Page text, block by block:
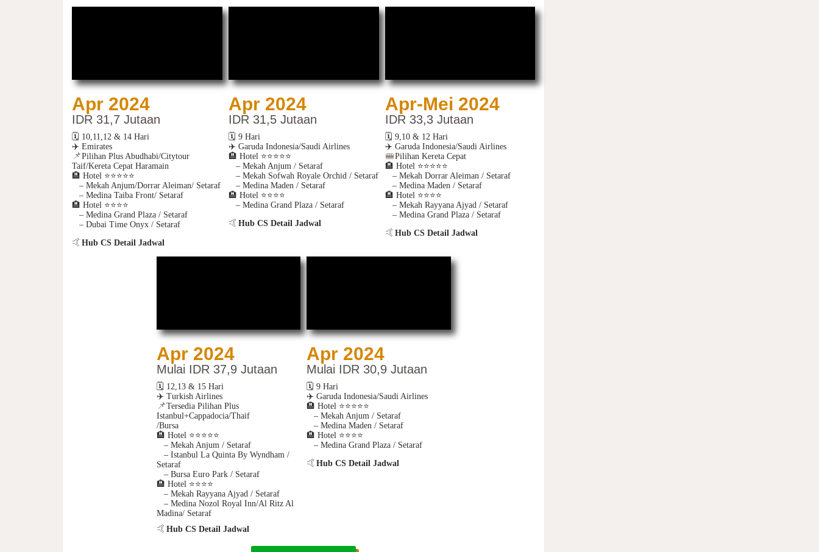
Apr 2024
IDR 31,7 Jutaan
🗓️ 10,11,12 & 14 Hari
✈️ Emirates
📌Pilihan Plus Abudhabi/Citytour
Taif/Kereta Cepat Haramain
🏨 Hotel ⭐️⭐️⭐️⭐️⭐
– Mekah Anjum/Dorrar Aleiman/ Setaraf
– Medina Taiba Front/ Setaraf
🏨 Hotel ⭐️⭐️⭐️⭐️
– Medina Grand Plaza / Setaraf
– Dubai Time Onyx / Setaraf
🤙 Hub CS Detail Jadwal
Apr 2024
IDR 31,5 Jutaan
🗓️ 9 Hari
✈️ Garuda Indonesia/Saudi Airlines
🏨 Hotel ⭐️⭐️⭐️⭐️⭐
– Mekah Anjum / Setaraf
– Mekah Sofwah Royale Orchid / Setaraf
– Medina Maden / Setaraf
🏨 Hotel ⭐️⭐️⭐️⭐️
– Medina Grand Plaza / Setaraf
🤙 Hub CS Detail Jadwal
Apr-Mei 2024
IDR 33,3 Jutaan
🗓️ 9,10 & 12 Hari
✈️ Garuda Indonesia/Saudi Airlines
🚝Pilihan Kereta Cepat
🏨 Hotel ⭐️⭐️⭐️⭐️⭐
– Mekah Dorrar Aleiman / Setaraf
– Medina Maden / Setaraf
🏨 Hotel ⭐️⭐️⭐️⭐️
– Mekah Rayyana Ajyad / Setaraf
– Medina Grand Plaza / Setaraf
🤙 Hub CS Detail Jadwal
Apr 2024
Mulai IDR 37,9 Jutaan
🗓️ 12,13 & 15 Hari
✈️ Turkish Airlines
📌Tersedia Pilihan Plus
Istanbul+Cappadocia/Thaif
/Bursa
🏨 Hotel ⭐️⭐️⭐️⭐️⭐
– Mekah Anjum / Setaraf
– Istanbul La Quinta By Wyndham /
Setaraf
– Bursa Euro Park / Setaraf
🏨 Hotel ⭐️⭐️⭐️⭐️
– Mekah Rayyana Ajyad / Setaraf
– Medina Nozol Royal Inn/Al Ritz Al
Madina/ Setaraf
🤙 Hub CS Detail Jadwal
Apr 2024
Mulai IDR 30,9 Jutaan
🗓️ 9 Hari
✈️ Garuda Indonesia/Saudi Airlines
🏨Hotel ⭐️⭐️⭐️⭐️⭐
– Mekah Anjum / Setaraf
– Medina Maden / Setaraf
🏨Hotel ⭐️⭐️⭐️⭐️
– Medina Grand Plaza / Setaraf
🤙Hub CS Detail Jadwal